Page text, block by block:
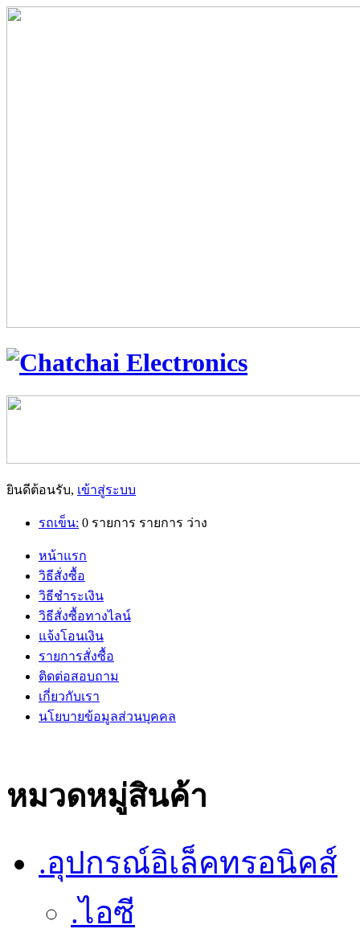
ยินดีต้อนรับ, เข้าสู่ระบบ
รถเข็น: 0 รายการ รายการ ว่าง
หน้าแรก
วิธีสั่งซื้อ
วิธีชำระเงิน
วิธีสั่งซื้อทางไลน์
แจ้งโอนเงิน
รายการสั่งซื้อ
ติดต่อสอบถาม
เกี่ยวกับเรา
นโยบายข้อมูลส่วนบุคคล
หมวดหมู่สินค้า
.อุปกรณ์อิเล็คทรอนิคส์
.ไอซี